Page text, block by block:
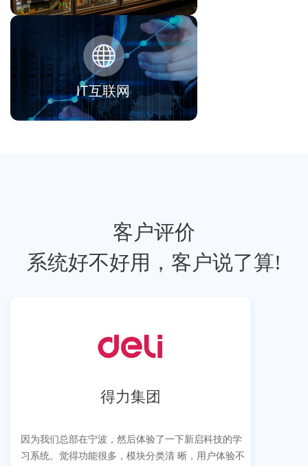
IT互联网
客户评价
系统好不好用，客户说了算!
得力集团
因为我们总部在宁波，然后体验了一下新启科技的学
习系统。觉得功能很多，模块分类清 晰，用户体验不